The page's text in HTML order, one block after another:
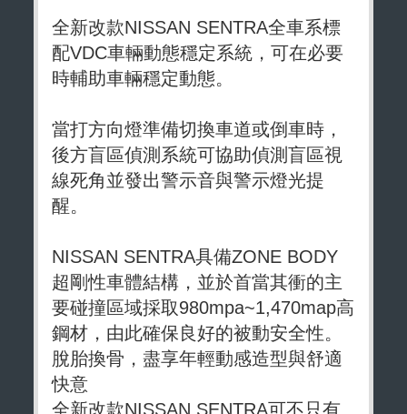
全新改款NISSAN SENTRA全車系標
配VDC車輛動態穩定系統，可在必要
時輔助車輛穩定動態。
當打方向燈準備切換車道或倒車時，
後方盲區偵測系統可協助偵測盲區視
線死角並發出警示音與警示燈光提
醒。
NISSAN SENTRA具備ZONE BODY
超剛性車體結構，並於首當其衝的主
要碰撞區域採取980mpa~1,470map高
鋼材，由此確保良好的被動安全性。
脫胎換骨，盡享年輕動感造型與舒適
快意
全新改款NISSAN SENTRA可不只有